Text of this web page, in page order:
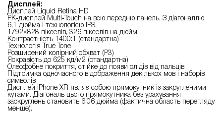
Дисплей:
Дисплей Liquid Retina HD
РК‑дисплей Multi‑Touch на всю передню панель. З діагоналлю
6,1 дюйма і технологією IPS.
1792×828 пікселів, 326 пікселів на дюйм
Контрастність 1400:1 (стандартна)
Технологія True Tone
Розширений колірний обхват (P3)
Яскравість до 625 кд/м2 (стандартна)
Олеофобне покриття, стійке до появи слідів від пальців
Підтримка одночасного відображення декількох мов і наборів
символів
Дисплей iPhone XR являє собою прямокутник із закругленими
кутами. Діагональ цього прямокутника без урахування
заокруглень становить 6,06 дюйма (фактична область перегляду
менше).